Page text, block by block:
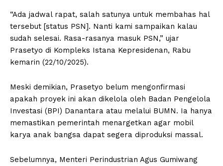
“Ada jadwal rapat, salah satunya untuk membahas hal
tersebut [status PSN]. Nanti kami sampaikan kalau
sudah selesai. Rasa-rasanya masuk PSN,” ujar
Prasetyo di Kompleks Istana Kepresidenan, Rabu
kemarin (22/10/2025).
Meski demikian, Prasetyo belum mengonfirmasi
apakah proyek ini akan dikelola oleh Badan Pengelola
Investasi (BPI) Danantara atau melalui BUMN. Ia hanya
memastikan pemerintah menargetkan agar mobil
karya anak bangsa dapat segera diproduksi massal.
Sebelumnya, Menteri Perindustrian Agus Gumiwang